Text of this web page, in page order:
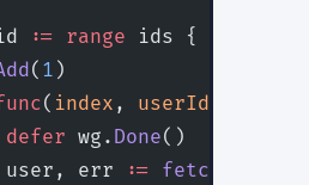
:= range ids {
( 1 )
( index , userId
defer
wg. Done()
err
:= fetchUser